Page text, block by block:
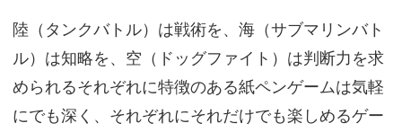
陸（タンクバトル）は戦術を、海（サブマリンバト
ル）は知略を、空（ドッグファイト）は判断力を求
められるそれぞれに特徴のある紙ペンゲームは気軽
にでも深く、それぞれにそれだけでも楽しめるゲー